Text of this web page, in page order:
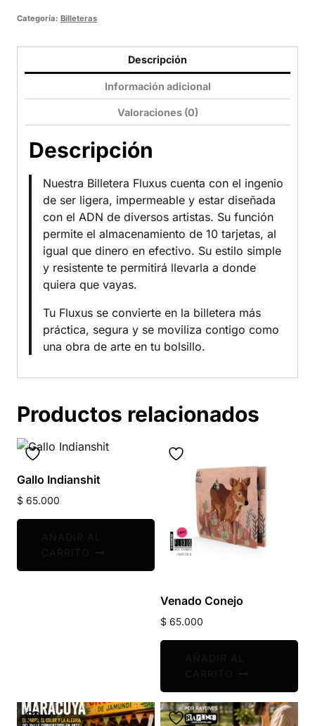
Categoría: Billeteras
Descripción
Información adicional
Valoraciones (0)
Descripción
Nuestra Billetera Fluxus cuenta con el ingenio
de ser ligera, impermeable y estar diseñada
con el ADN de diversos artistas. Su función
permite el almacenamiento de 10 tarjetas, al
igual que dinero en efectivo. Su estilo simple
y resistente te permitirá llevarla a donde
quiera que vayas.
Tu Fluxus se convierte en la billetera más
práctica, segura y se moviliza contigo como
una obra de arte en tu bolsillo.
Productos relacionados
Gallo Indianshit
$ 65.000
AÑADIR AL
CARRITO
Venado Conejo
$ 65.000
AÑADIR AL
CARRITO